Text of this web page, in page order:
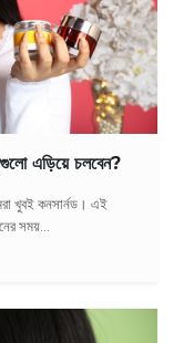
এড়িয়ে চলবেন?
খুবই কনসার্নড। এই
সময়...